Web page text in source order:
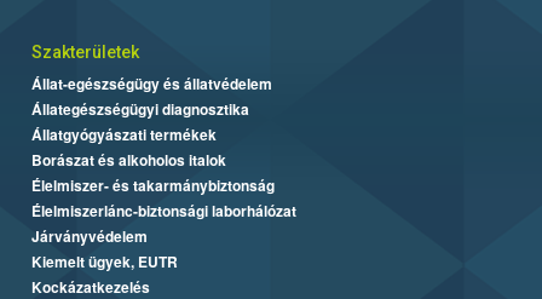
Szakterületek
Állat-egészségügy és állatvédelem
Állategészségügyi diagnosztika
Állatgyógyászati termékek
Borászat és alkoholos italok
Élelmiszer- és takarmánybiztonság
Élelmiszerlánc-biztonsági laborhálózat
Járványvédelem
Kiemelt ügyek, EUTR
Kockázatkezelés